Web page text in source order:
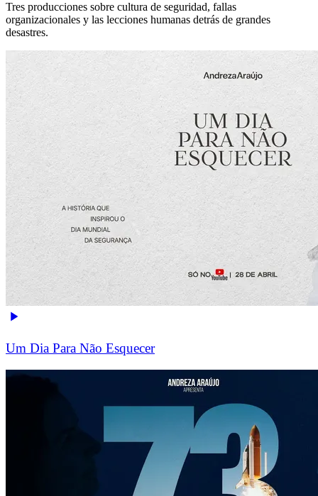
Tres producciones sobre cultura de seguridad, fallas
organizacionales y las lecciones humanas detrás de grandes
desastres.
Um Dia Para Não Esquecer